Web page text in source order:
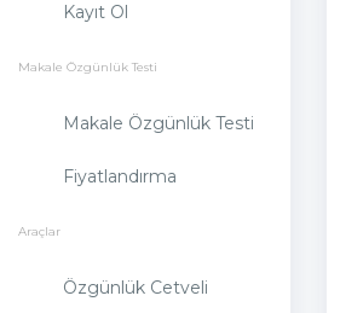
Kayıt Ol
Makale Özgünlük Testi
Makale Özgünlük Testi
Fiyatlandırma
Araçlar
Özgünlük Cetveli